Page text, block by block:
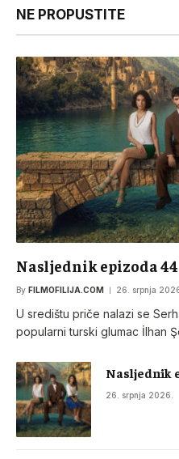
NE PROPUSTITE
Nasljednik epizoda 44
By FILMOFILIJA.COM 26. srpnja
U središtu priče nalazi se
popularni turski glumac İlhan
Nasljednik
26. srpnja 2026.